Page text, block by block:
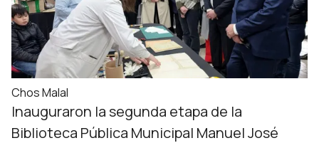
Chos Malal
Inauguraron la segunda etapa de la
Biblioteca Pública Municipal Manuel José